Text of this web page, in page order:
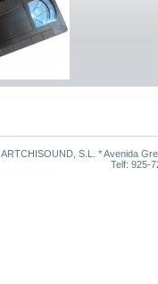
ARTCHISOUND, S.L. * Avenida
Telf: 925-